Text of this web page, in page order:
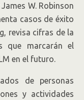
W. Robinson
casos de éxito
revisa cifras de la
que marcarán el
en el futuro.
de personas
y actividades